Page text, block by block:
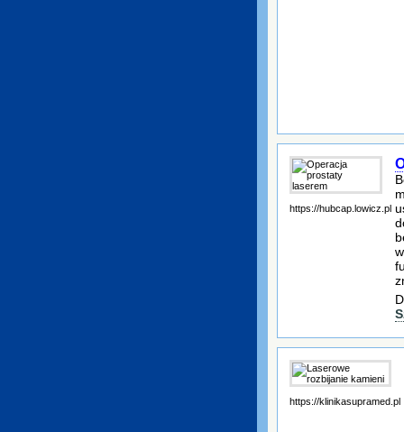
https://hubcap.lowicz.pl
https://klinikasupramed.pl